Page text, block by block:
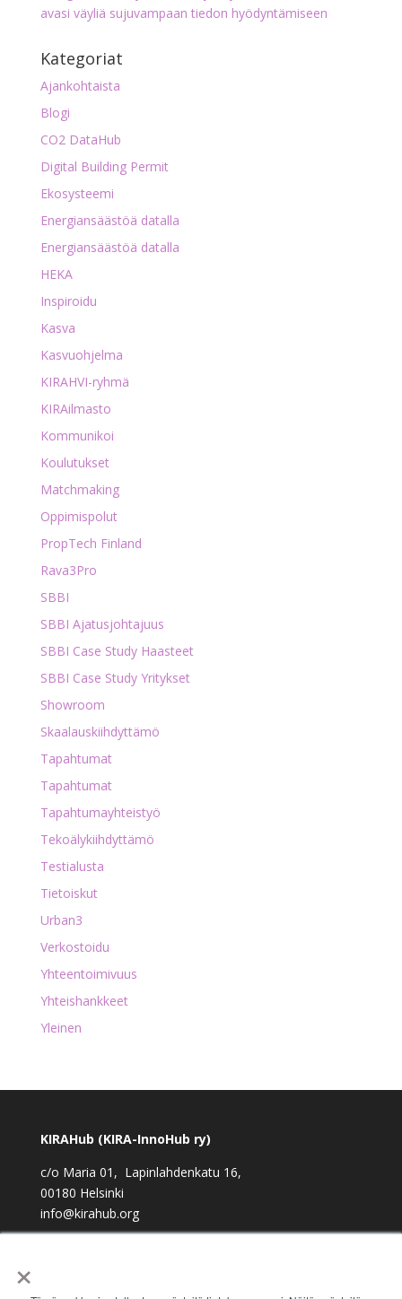
×
avasi väyliä sujuvampaan tiedon hyödyntämiseen
Kategoriat
Ajankohtaista
Blogi
CO2 DataHub
Digital Building Permit
Ekosysteemi
Energiansäästöä datalla
Energiansäästöä datalla
HEKA
Inspiroidu
Kasva
Kasvuohjelma
KIRAHVI-ryhmä
KIRAilmasto
Kommunikoi
Koulutukset
Matchmaking
Oppimispolut
PropTech Finland
Rava3Pro
SBBI
SBBI Ajatusjohtajuus
SBBI Case Study Haasteet
SBBI Case Study Yritykset
Showroom
Skaalauskiihdyttämö
Tapahtumat
Tapahtumat
Tapahtumayhteistyö
Tekoälykiihdyttämö
Testialusta
Tietoiskut
Urban3
Verkostoidu
Yhteentoimivuus
Yhteishankkeet
Yleinen
KIRAHub (KIRA-InnoHub ry)
c/o Maria 01, Lapinlahdenkatu 16,
00180 Helsinki
info@kirahub.org